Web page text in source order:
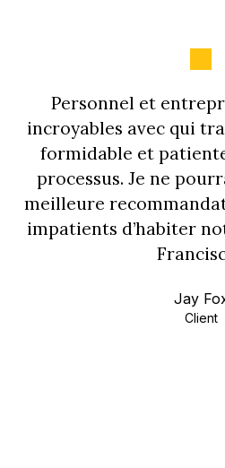
Personnel et
incroyables avec qui
formidable et
processus. Je ne
meilleure
impatients d’habiter
Jay
Client